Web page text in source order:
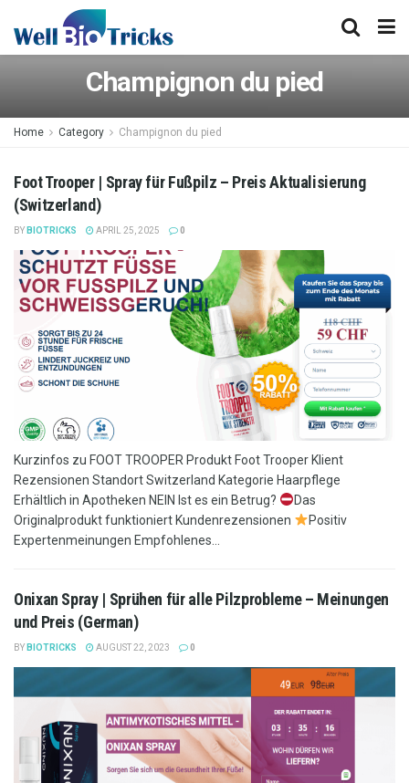
Champignon du pied
Home Category Champignon du pied
Foot Trooper | Spray für Fußpilz – Preis Aktualisierung
(Switzerland)
BY BIOTRICKS APRIL 25, 2025 0
Kurzinfos zu FOOT TROOPER Produkt Foot Trooper Klient
Rezensionen Standort Switzerland Kategorie Haarpflege
Erhältlich in Apotheken NEIN Ist es ein Betrug?
Das
Originalprodukt funktioniert Kundenrezensionen
Positiv
Expertenmeinungen Empfohlenes...
Onixan Spray | Sprühen für alle Pilzprobleme – Meinungen
und Preis (German)
BY BIOTRICKS AUGUST 22, 2023 0